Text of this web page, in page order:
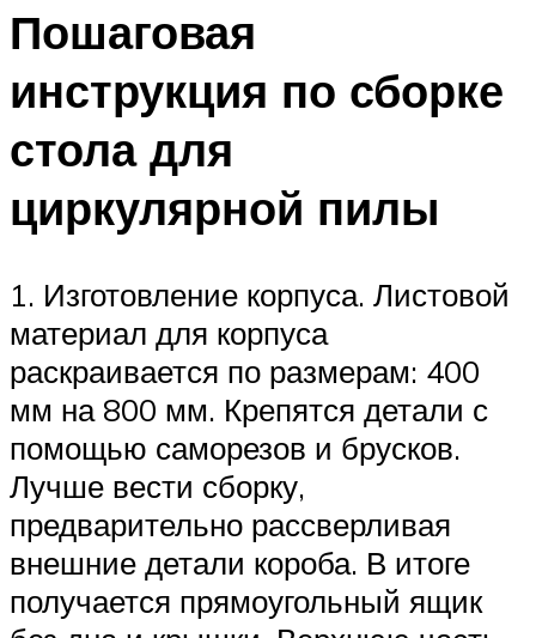
Пошаговая
инструкция по сборке
стола для
циркулярной пилы
1. Изготовление корпуса. Листовой
материал для корпуса
раскраивается по размерам: 400
мм на 800 мм. Крепятся детали с
помощью саморезов и брусков.
Лучше вести сборку,
предварительно рассверливая
внешние детали короба. В итоге
получается прямоугольный ящик